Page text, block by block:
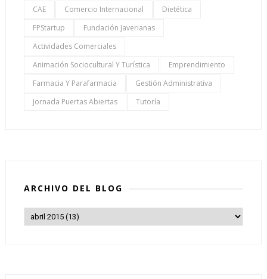
CAE
Comercio Internacional
Dietética
FPStartup
Fundación Javerianas
Actividades Comerciales
Animación Sociocultural Y Turística
Emprendimiento
Farmacia Y Parafarmacia
Gestión Administrativa
Jornada Puertas Abiertas
Tutoría
ARCHIVO DEL BLOG